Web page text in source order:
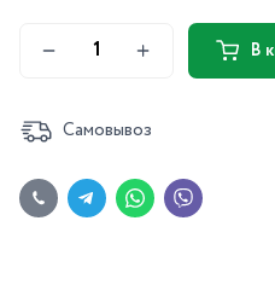
В
Самовывоз